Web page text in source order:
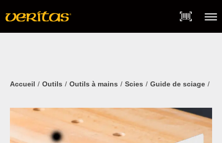
content
Accueil Outils Outils à mains Scies Guide de sciage